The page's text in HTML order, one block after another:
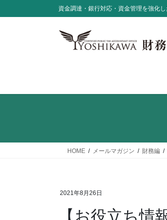
ン
ビ
資金調達・銀行対応・資金管理を強化
HOME メールマガジン 財務編
2021年8月26日
【お役立ち情